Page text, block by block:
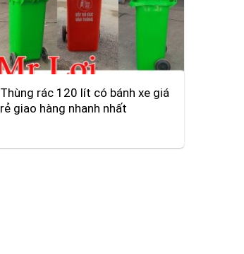
Thùng rác 120 lít có bánh xe giá
rẻ giao hàng nhanh nhất